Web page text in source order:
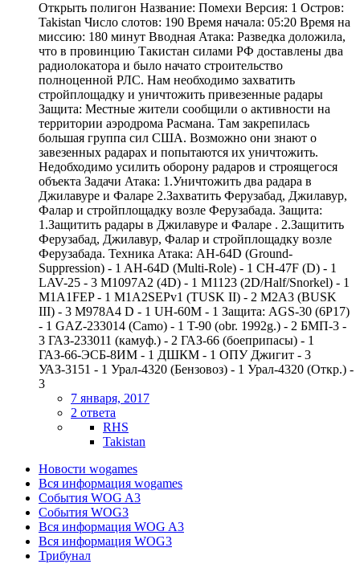
Открыть полигон Название: Помехи Версия: 1 Остров:
Takistan Число слотов: 190 Время начала: 05:20 Время на
миссию: 180 минут Вводная Атака: Разведка доложила,
что в провинцию Такистан силами РФ доставлены два
радиолокатора и было начато строительство
полноценной РЛС. Нам необходимо захватить
стройплощадку и уничтожить привезенные радары
Защита: Местные жители сообщили о активности на
территории аэродрома Расмана. Там закрепилась
большая группа сил США. Возможно они знают о
завезенных радарах и попытаются их уничтожить.
Недобходимо усилить оборону радаров и строящегося
объекта Задачи Атака: 1.Уничтожить два радара в
Джилавуре и Фаларе 2.Захватить Ферузабад, Джилавур,
Фалар и стройплощадку возле Ферузабада. Защита:
1.Защитить радары в Джилавуре и Фаларе . 2.Защитить
Ферузабад, Джилавур, Фалар и стройплощадку возле
Ферузабада. Техника Атака: AH-64D (Ground-
Suppression) - 1 AH-64D (Multi-Role) - 1 CH-47F (D) - 1
LAV-25 - 3 M1097A2 (4D) - 1 M1123 (2D/Half/Snorkel) - 1
M1A1FEP - 1 M1A2SEPv1 (TUSK II) - 2 M2A3 (BUSK
III) - 3 M978A4 D - 1 UH-60M - 1 Защита: AGS-30 (6P17)
- 1 GAZ-233014 (Camo) - 1 T-90 (obr. 1992g.) - 2 БМП-3 -
3 ГАЗ-233011 (камуф.) - 2 ГАЗ-66 (боеприпасы) - 1
ГАЗ-66-ЭСБ-8ИМ - 1 ДШКМ - 1 ОПУ Джигит - 3
УАЗ-3151 - 1 Урал-4320 (Бензовоз) - 1 Урал-4320 (Откр.) -
3
7 января, 2017
2 ответа
RHS
Takistan
Новости wogames
Вся информация wogames
События WOG A3
События WOG3
Вся информация WOG A3
Вся информация WOG3
Трибунал